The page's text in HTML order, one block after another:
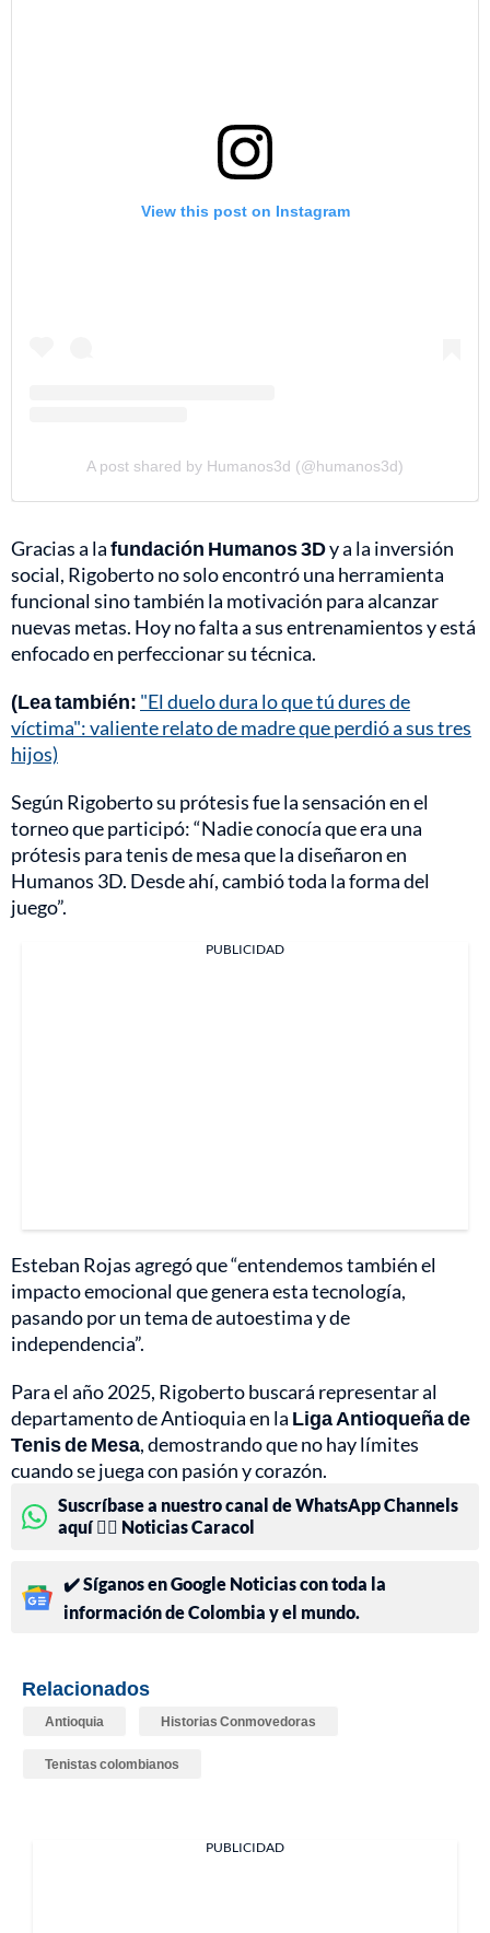
View this post on Instagram
A post shared by Humanos3d (@humanos3d)
Gracias a lafundación Humanos 3Dy a la inversión
social, Rigoberto no solo encontró una herramienta
funcional sino también la motivación para alcanzar
nuevas metas. Hoy no falta a sus entrenamientos y está
enfocado en perfeccionar su técnica.
(Lea también: "El duelo dura lo que tú dures de
víctima": valiente relato de madre que perdió a sus tres
hijos)
Según Rigoberto su prótesis fue la sensación en el
torneo que participó: “Nadie conocía que era una
prótesis para tenis de mesa que la diseñaron en
Humanos 3D. Desde ahí, cambió toda la forma del
juego”.
PUBLICIDAD
Esteban Rojas agregó que “entendemos también el
impacto emocional que genera esta tecnología,
pasando por un tema de autoestima y de
independencia”.
Para el año 2025, Rigoberto buscará representar al
departamento de Antioquia en la Liga Antioqueña de
Tenis de Mesa, demostrando que no hay límites
cuando se juega con pasión y corazón.
Suscríbase a nuestro canal de WhatsApp Channels
aquí 👉🏻 Noticias Caracol
✔️ Síganos en Google Noticias con toda la
información de Colombia y el mundo.
Relacionados
Antioquia Historias Conmovedoras
Tenistas colombianos
PUBLICIDAD